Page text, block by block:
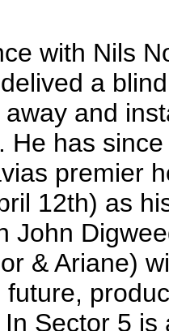
with Nils
a
and
He has
premier
12th) as
John
& Ariane)
Sector 5